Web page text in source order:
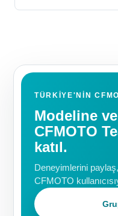
TÜRKIYE'NIN
Modeline
CFMOTO
katıl.
Deneyimlerini
CFMOTO